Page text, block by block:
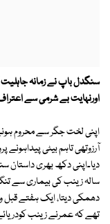
سنگدل باپ نے زمانہ جاہلیت
اورنہایت بے شرمی سے
اپنی لخت جگر سے محروم
آرزوتھی تاہم بیٹی
سالہ زینب کی بیماری سے تنگ
دھمکی دیتا، ایک ہفتے قبل
تھے کہ عمرنے زینب